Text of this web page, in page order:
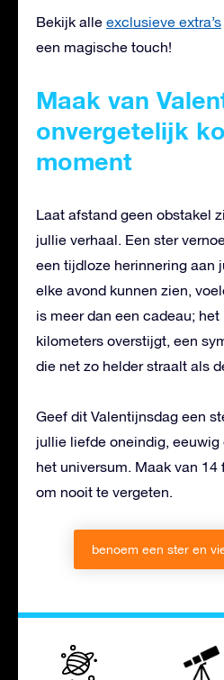
Bekijk alle exclusieve extra’s
een magische touch!
Maak van
onvergetelijk
moment
Laat afstand geen obstakel
jullie verhaal. Een ster
een tijdloze herinnering aan
elke avond kunnen zien,
is meer dan een cadeau;
kilometers overstijgt, een
die net zo helder straalt als
Geef dit Valentijnsdag een
jullie liefde oneindig, eeuwig
het universum. Maak van
om nooit te vergeten.
benoem een ster en